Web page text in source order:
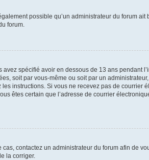
possible qu’un administrateur du forum ait
forum.
spécifié avoir en dessous de 13 ans pendant
soit par vous-même ou soit par un
instructions. Si vous ne recevez pas de courrier
êtes certain que l’adresse de courrier
contactez un administrateur du forum afin de
la corriger.